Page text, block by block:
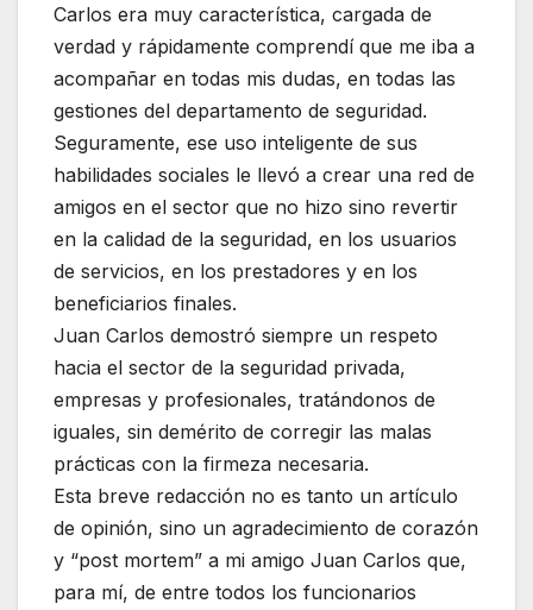
Carlos era muy característica, cargada de
verdad y rápidamente comprendí que me iba a
acompañar en todas mis dudas, en todas las
gestiones del departamento de seguridad.
Seguramente, ese uso inteligente de sus
habilidades sociales le llevó a crear una red de
amigos en el sector que no hizo sino revertir
en la calidad de la seguridad, en los usuarios
de servicios, en los prestadores y en los
beneficiarios finales.
Juan Carlos demostró siempre un respeto
hacia el sector de la seguridad privada,
empresas y profesionales, tratándonos de
iguales, sin demérito de corregir las malas
prácticas con la firmeza necesaria.
Esta breve redacción no es tanto un artículo
de opinión, sino un agradecimiento de corazón
y “post mortem” a mi amigo Juan Carlos que,
para mí, de entre todos los funcionarios